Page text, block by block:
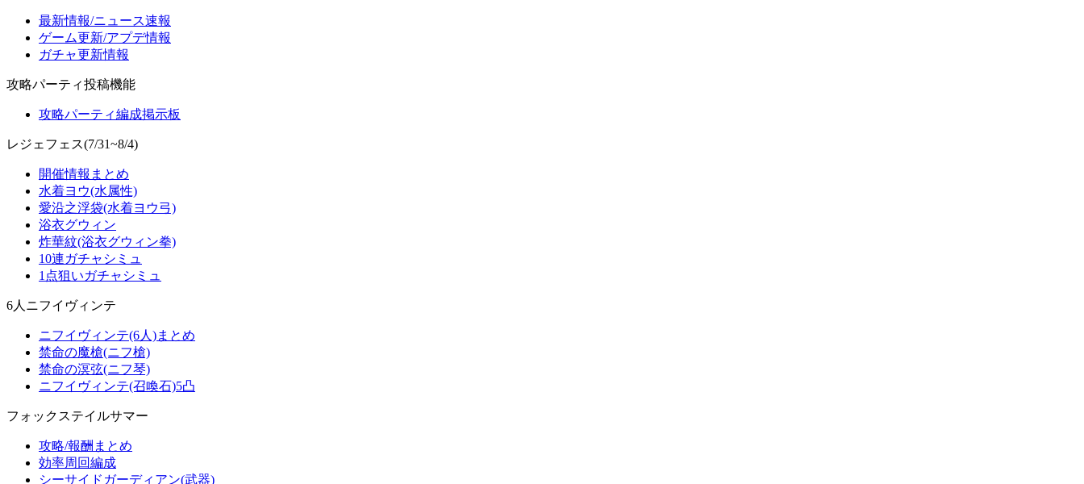
最新情報/ニュース速報
ゲーム更新/アプデ情報
ガチャ更新情報
攻略パーティ投稿機能
攻略パーティ編成掲示板
レジェフェス(7/31~8/4)
開催情報まとめ
水着ヨウ(水属性)
愛沿之浮袋(水着ヨウ弓)
浴衣グウィン
炸華紋(浴衣グウィン拳)
10連ガチャシミュ
1点狙いガチャシミュ
6人ニフイヴィンテ
ニフイヴィンテ(6人)まとめ
禁命の魔槍(ニフ槍)
禁命の溟弦(ニフ琴)
ニフイヴィンテ(召喚石)5凸
フォックステイルサマー
攻略/報酬まとめ
効率周回編成
シーサイドガーディアン(武器)